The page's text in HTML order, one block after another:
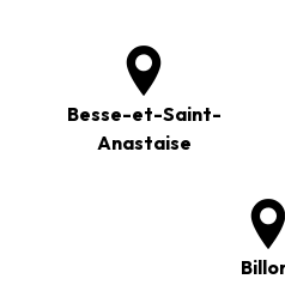
Besse-et-Saint-
Anastaise